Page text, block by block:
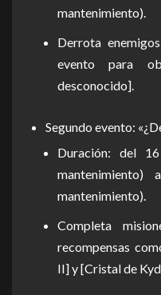
mantenimiento).
Derrota
evento para
desconocido].
Segundo evento:
Duración: del
mantenimiento).
Completa
recompensas
II] y [Cristal de